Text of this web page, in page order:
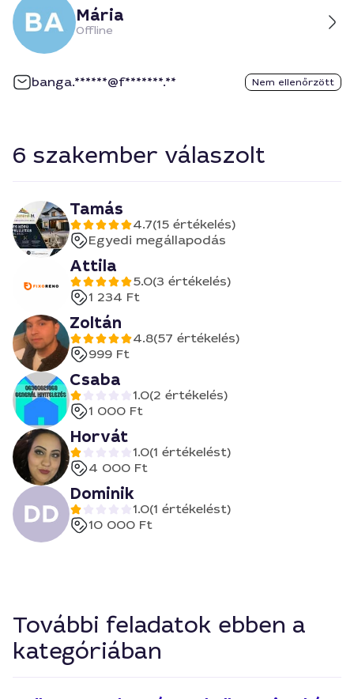
Mária
Offline
banga.******@f*******.** Nem ellenőrzött
6 szakember válaszolt
Tamás
4.7(15 értékelés)
Egyedi megállapodás
Attila
5.0(3 értékelés)
1 234 Ft
Zoltán
4.8(57 értékelés)
999 Ft
Csaba
1.0(2 értékelés)
1 000 Ft
Horvát
1.0(1 értékelést)
4 000 Ft
Dominik
1.0(1 értékelést)
10 000 Ft
További feladatok ebben a
kategóriában